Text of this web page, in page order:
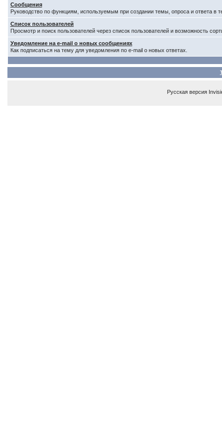
Сообщения
Руководство по функциям, используемым при создании темы, опроса и ответа в
Список пользователей
Просмотр и поиск пользователей через список пользователей и возможность
Уведомление на e-mail о новых сообщениях
Как подписаться на тему для уведомления по e-mail о новых ответах.
Русская версия